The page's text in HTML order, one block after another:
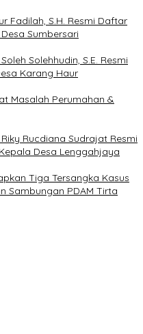
Fadilah, S.H. Resmi Daftar
Sumbersari
Solehhudin, S.E. Resmi
Karang Haur
Masalah Perumahan &
Rucdiana Sudrajat Resmi
Desa Lenggahjaya
Tiga Tersangka Kasus
Sambungan PDAM Tirta